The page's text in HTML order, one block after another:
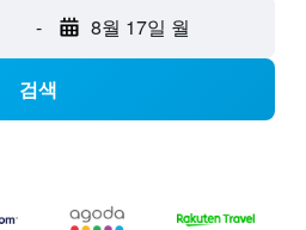
- 8월 17일 월
검색